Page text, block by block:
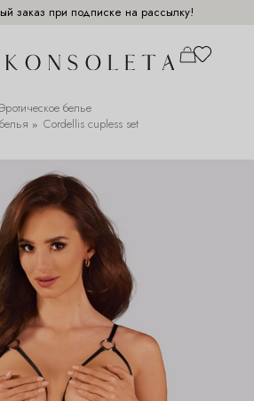
заказ при подписке на рассылку!
белье
Cordellis cupless set